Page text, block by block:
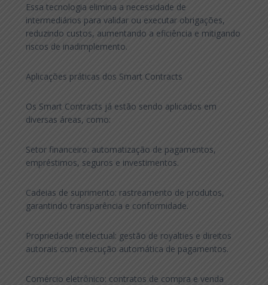
Essa tecnologia elimina a necessidade de
intermediários para validar ou executar obrigações,
reduzindo custos, aumentando a eficiência e mitigando
riscos de inadimplemento.
Aplicações práticas dos Smart Contracts
Os Smart Contracts já estão sendo aplicados em
diversas áreas, como:
Setor financeiro: automatização de pagamentos,
empréstimos, seguros e investimentos.
Cadeias de suprimento: rastreamento de produtos,
garantindo transparência e conformidade.
Propriedade intelectual: gestão de royalties e direitos
autorais com execução automática de pagamentos.
Comércio eletrônico: contratos de compra e venda